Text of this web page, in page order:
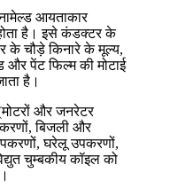
आयताकार
है। इसे कंडक्टर के
के चौड़े किनारे के मूल्य,
और पेंट फिल्म की मोटाई
है।
और जनरेटर
बिजली और
घरेलू उपकरणों,
चुम्बकीय कॉइल को